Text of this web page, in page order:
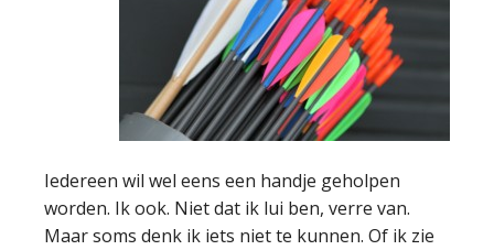
Iedereen wil wel eens een handje geholpen
worden. Ik ook. Niet dat ik lui ben, verre van.
Maar soms denk ik iets niet te kunnen. Of ik zie